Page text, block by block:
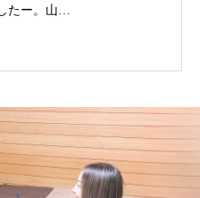
たー。山…